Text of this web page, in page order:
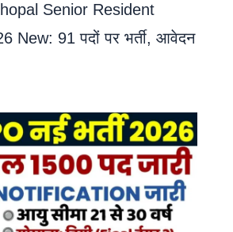
Senior Resident
New: 91 पदों पर भर्ती, आवेदन